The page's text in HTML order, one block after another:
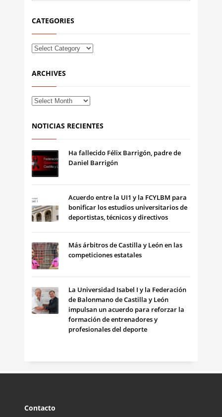
CATEGORIES
ARCHIVES
NOTICIAS RECIENTES
Ha fallecido Félix Barrigón, padre de
Daniel Barrigón
Acuerdo entre la UI1 y la FCYLBM para
bonificar los estudios universitarios de
deportistas, técnicos y directivos
Más árbitros de Castilla y León en las
competiciones estatales
La Universidad Isabel I y la Federación
de Balonmano de Castilla y León
impulsan un acuerdo para reforzar la
formación de entrenadores y
profesionales del deporte
Contacto